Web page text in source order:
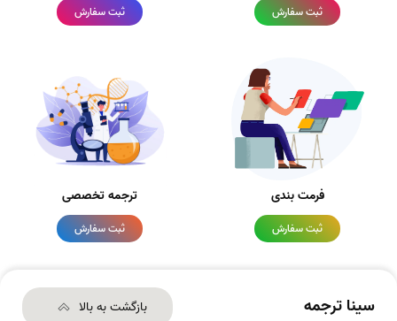
ثبت سفارش ثبت سفارش
فرمت بندی
ثبت سفارش
ترجمه تخصصی
ثبت سفارش
سینا ترجمه بازگشت به بالا